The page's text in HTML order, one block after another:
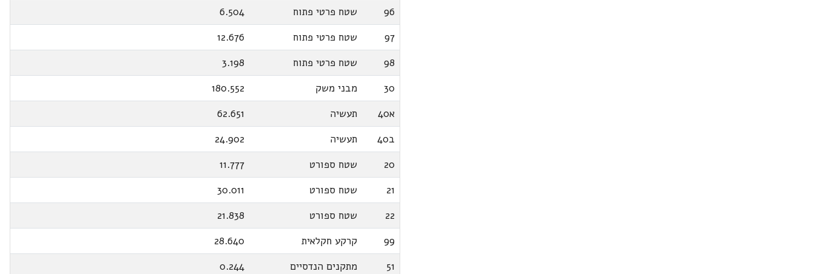
96
שטח פרטי פתוח
6.504
97
שטח פרטי פתוח
12.676
98
שטח פרטי פתוח
3.198
30
מבני משק
180.552
א40
תעשיה
62.651
ב40
תעשיה
24.902
20
שטח ספורט
11.777
21
שטח ספורט
30.011
22
שטח ספורט
21.838
99
קרקע חקלאית
28.640
51
מתקנים הנדסיים
0.244